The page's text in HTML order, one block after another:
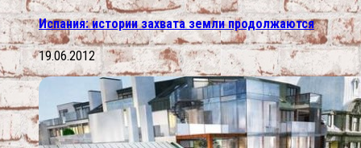
Испания: истории захвата земли продолжаются
19.06.2012